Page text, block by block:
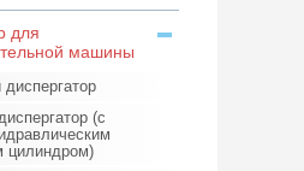
для
машины
(с
цилиндром)